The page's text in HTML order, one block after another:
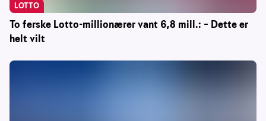
To ferske Lotto-millionærer vant 6,8 mill.: – Dette er
helt vilt
LOTTO